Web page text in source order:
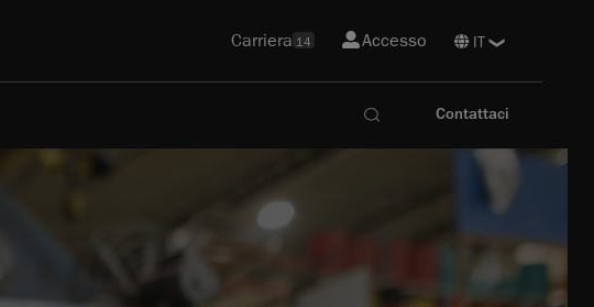
Carriera 14 Accesso
Contattaci